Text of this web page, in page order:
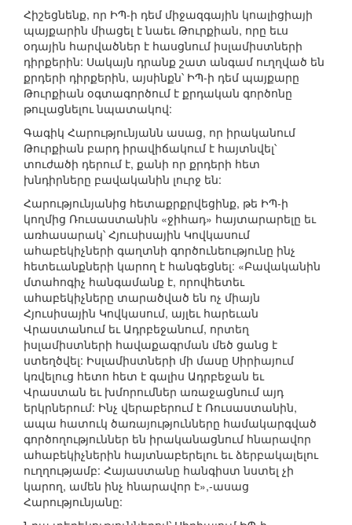
Հիշեցնենք, որ ԻՊ-ի դեմ միջազգային կոալիցիայի
պայքարին միացել է նաեւ Թուրքիան, որը եւս
օդային հարվածներ է հասցնում իսլամիստների
դիրքերին: Սակայն դրանք շատ անգամ ուղղված են
քրդերի դիրքերին, այսինքն՝ ԻՊ-ի դեմ պայքարը
Թուրքիան օգտագործում է քրդական գործոնը
թուլացնելու նպատակով:
Գագիկ Հարությունյանն ասաց, որ իրականում
Թուրքիան բարդ իրավիճակում է հայտնվել՝
տուժածի դերում է, քանի որ քրդերի հետ
խնդիրները բավականին լուրջ են:
Հարությունյանից հետաքրքրվեցինք, թե ԻՊ-ի
կողմից Ռուսաստանին «ջիհադ» հայտարարելը եւ
առհասարակ՝ Հյուսիսային Կովկասում
ահաբեկիչների գաղտնի գործունեությունը ինչ
հետեւանքների կարող է հանգեցնել: «Բավականին
մտահոգիչ հանգամանք է, որովհետեւ
ահաբեկիչները տարածված են ոչ միայն
Հյուսիսային Կովկասում, այլեւ հարեւան
Վրաստանում եւ Ադրբեջանում, որտեղ
իսլամիստների հավաքագրման մեծ ցանց է
ստեղծվել: Իսլամիստների մի մասը Սիրիայում
կռվելուց հետո հետ է գալիս Ադրբեջան եւ
Վրաստան եւ խմորումներ առաջացնում այդ
երկրներում: Ինչ վերաբերում է Ռուսաստանին,
ապա հատուկ ծառայությունները համակարգված
գործողություններ են իրականացնում հնարավոր
ահաբեկիչներին հայտնաբերելու եւ ձերբակալելու
ուղղությամբ: Հայաստանը հանգիստ նստել չի
կարող, ամեն ինչ հնարավոր է»,-ասաց
Հարությունյանը: